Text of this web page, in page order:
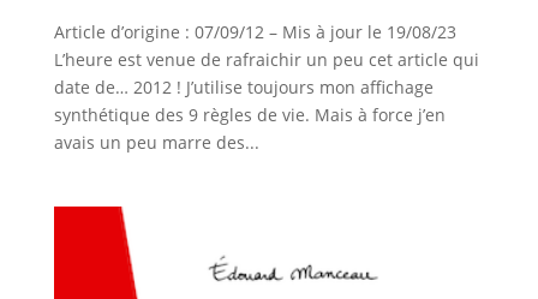
Article d’origine : 07/09/12 – Mis à jour le 19/08/23
L’heure est venue de rafraichir un peu cet article qui
date de… 2012 ! J’utilise toujours mon affichage
synthétique des 9 règles de vie. Mais à force j’en
avais un peu marre des...